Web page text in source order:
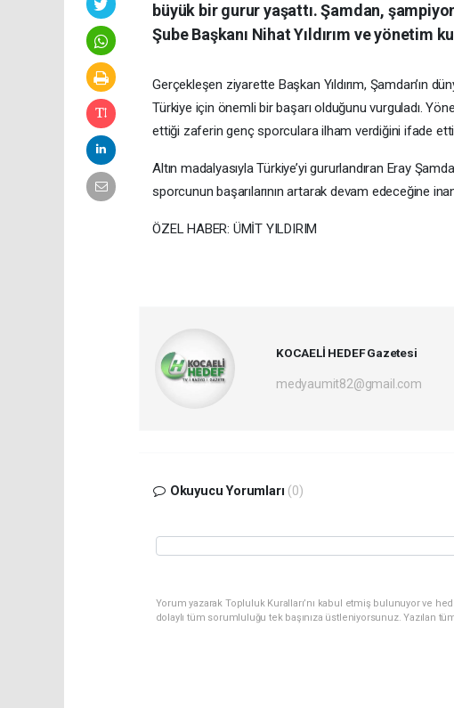
büyük bir gurur yaşattı. Şamdan,
Şube Başkanı Nihat Yıldırım ve yönetim
Gerçekleşen ziyarette Başkan Yıldırım, Şamdan’ın
Türkiye için önemli bir başarı olduğunu vurguladı.
ettiği zaferin genç sporculara ilham verdiğini ifade
Altın madalyasıyla Türkiye’yi gururlandıran Eray
sporcunun başarılarının artarak devam edeceğine
ÖZEL HABER: ÜMİT YILDIRIM
KOCAELİ HEDEF Gazetesi
medyaumit82@gmail.com
Okuyucu Yorumları (0)
Yorum yazarak Topluluk Kuralları’nı kabul etmiş bulunuyor ve
dolaylı tüm sorumluluğu tek başınıza üstleniyorsunuz.